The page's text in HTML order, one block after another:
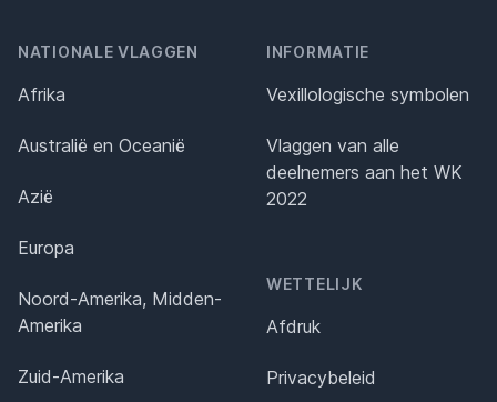
NATIONALE VLAGGEN
Afrika
Australië en Oceanië
Azië
Europa
Noord-Amerika, Midden-
Amerika
Zuid-Amerika
INFORMATIE
Vexillologische symbolen
Vlaggen van alle
deelnemers aan het WK
2022
WETTELIJK
Afdruk
Privacybeleid